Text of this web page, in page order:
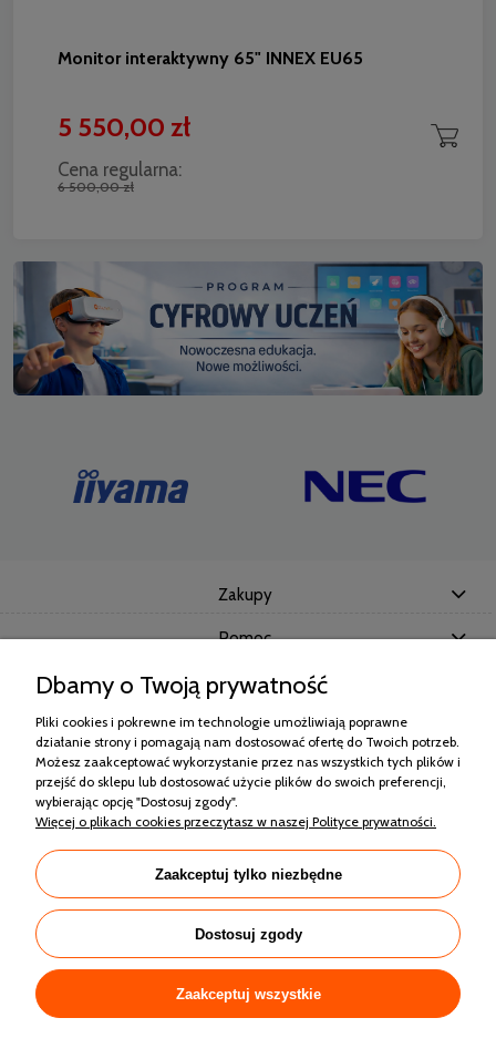
Monitor interaktywny 65" INNEX EU65
5 550,00 zł
Cena regularna:
6 500,00 zł
Zakupy
Pomoc
Moje konto
Informacje
Użytkowanie sklepu oznacza zgodę na wykorzystywanie plików cookies.
Szczegółowe informacje w Polityce prywatności.
Ponieważ ew. błędne opisy nie mogą jednak być podstawą do roszczeń, w
przypadku wątpliwości prosimy o kontakt
Nowoczesne Technologie w Edukacjiul. Malinowa 3 86-005 Lipniki, woj.
biuro@nte.net.pl,tel: 523076220, +48 534337170
Dbamy o Twoją prywatność
Pliki cookies i pokrewne im technologie umożliwiają poprawne
działanie strony i pomagają nam dostosować ofertę do Twoich potrzeb.
Możesz zaakceptować wykorzystanie przez nas wszystkich tych plików i
przejść do sklepu lub dostosować użycie plików do swoich preferencji,
wybierając opcję "Dostosuj zgody".
Więcej o plikach cookies przeczytasz w naszej Polityce prywatności.
Zaakceptuj tylko niezbędne
Dostosuj zgody
Zaakceptuj wszystkie